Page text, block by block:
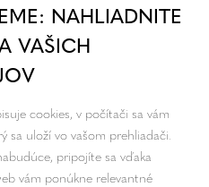
NAHLIADNITE
VAŠICH
cookies, v počítači sa vám
sa uloží vo vašom prehliadači.
pripojíte sa vďaka
vám ponúkne relevantné